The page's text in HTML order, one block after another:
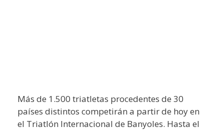
Más de 1.500 triatletas procedentes de 30
países distintos competirán a partir de hoy en
el Triatlón Internacional de Banyoles. Hasta el